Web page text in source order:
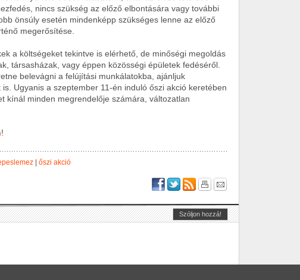
nincs szükség az előző elbontására vagy további
önsúly esetén mindenképp szükséges lenne az előző
megerősítése.
a költségeket tekintve is elérhető, de minőségi megoldás
társasházak, vagy éppen közösségi épületek fedéséről.
belevágni a felújítási munkálatokba, ajánljuk
Ugyanis a szeptember 11-én induló őszi akció keretében
kínál minden megrendelője számára, változatlan
!
őszi akció